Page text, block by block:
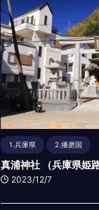
1.兵庫県 2.播磨国
真浦神社 （兵庫県姫
2023/12/7